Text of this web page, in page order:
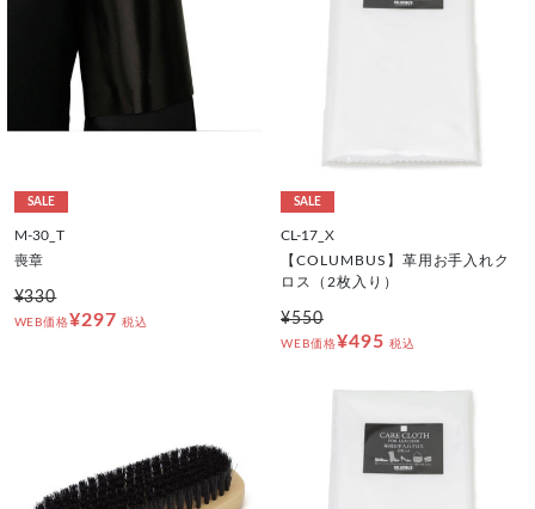
SALE
M-30_T
喪章
¥330
WEB価格¥297 税込
SALE
CL-17_X
【COLUMBUS】革用お手入れク
ロス（2枚入り）
¥550
WEB価格¥495 税込